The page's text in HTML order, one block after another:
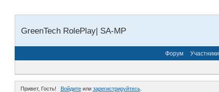
GreenTech RolePlay| SA-MP
Форум Участники
Привет, Гость! Войдитеили зарегистрируйтесь.